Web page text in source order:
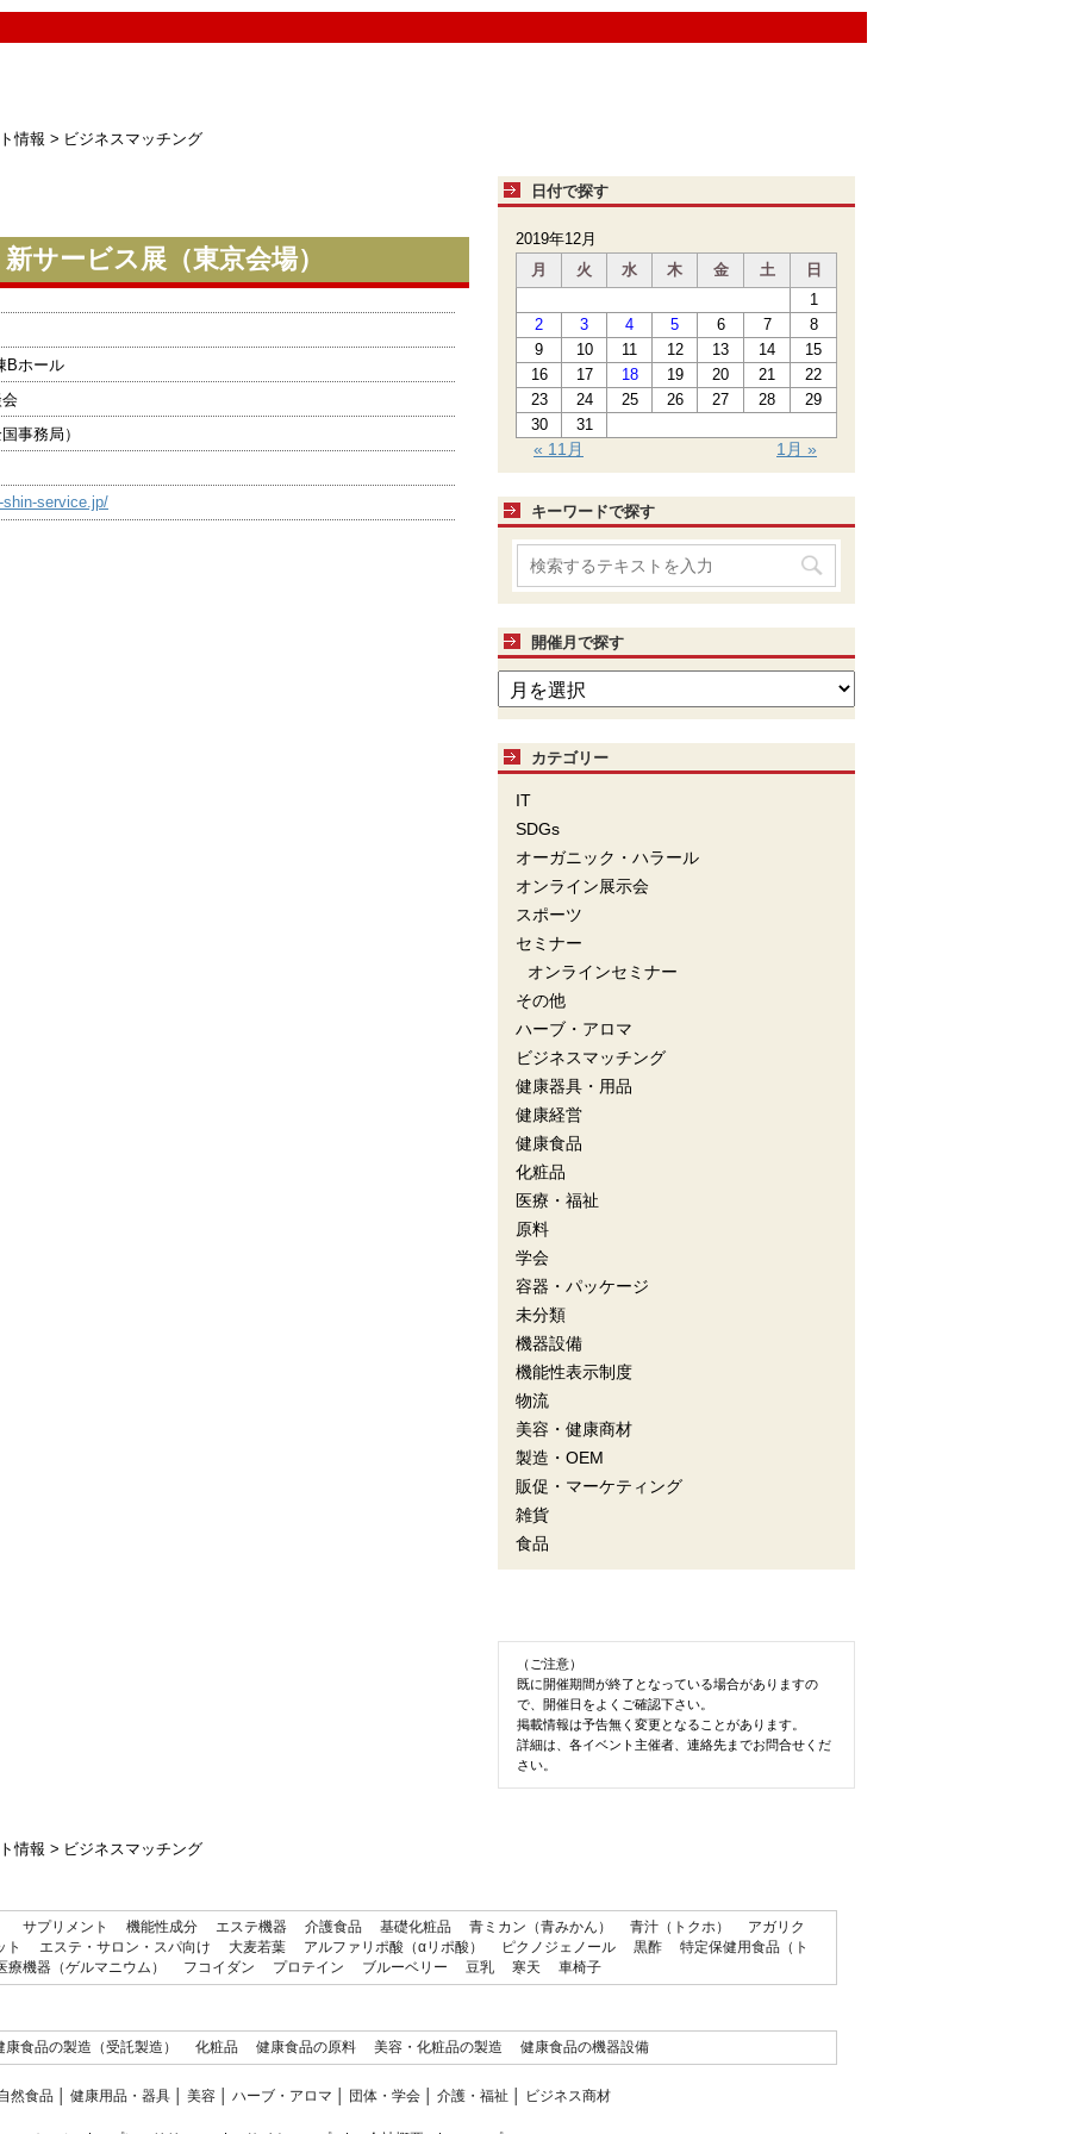
情報 > ビジネスマッチング
サービス展（東京会場）
Bホール
事務局）
shin-service.jp/
日付で探す
2019年12月
月
火 水 木 金 土
日
1
2
3 4 5 6 7
8
9
10 11 12 13 14
15
16
17 18 19 20 21
22
23
24 25 26 27 28
29
30
31
« 11月 1月 »
キーワードで探す
開催月で探す
カテゴリー
IT
SDGs
オーガニック・ハラール
オンライン展示会
スポーツ
セミナー
オンラインセミナー
その他
ハーブ・アロマ
ビジネスマッチング
健康器具・用品
健康経営
健康食品
化粧品
医療・福祉
原料
学会
容器・パッケージ
未分類
機器設備
機能性表示制度
物流
美容・健康商材
製造・OEM
販促・マーケティング
雑貨
食品
（ご注意）
既に開催期間が終了となっている場合がありますの
で、開催日をよくご確認下さい。
掲載情報は予告無く変更となることがあります。
詳細は、各イベント主催者、連絡先までお問合せくだ
さい。
情報 > ビジネスマッチング
サプリメント 機能性成分 エステ機器 介護食品 基礎化粧品 青ミカン（青みかん） 青汁（トクホ）
アガリク
ト エステ・サロン・スパ向け 大麦若葉 アルファリポ酸（αリポ酸） ピクノジェノール 黒酢
特定保健用食品（ト
療機器（ゲルマニウム） フコイダン プロテイン ブルーベリー 豆乳 寒天 車椅子
康食品の製造（受託製造） 化粧品 健康食品の原料 美容・化粧品の製造 健康食品の機器設備
然食品 健康用品・器具 美容 ハーブ・アロマ 団体・学会 介護・福祉 ビジネス商材